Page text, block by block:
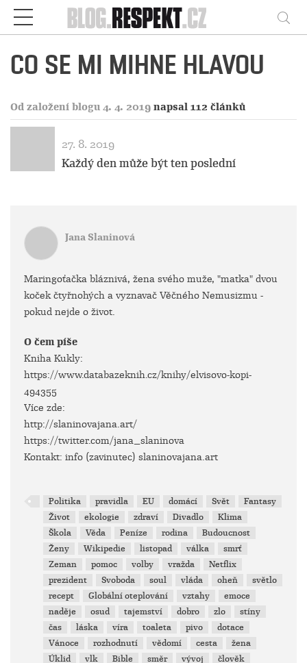
Respekt
CO SE MI MIHNE HLAVOU
Od založení blogu 4. 4. 2019 napsal 112 článků
27. 8. 2019
Každý den může být ten poslední
Jana Slaninová
Maringoťačka bláznivá, žena svého muže, "matka" dvou
koček čtyřnohých a vyznavač Věčného Nemusizmu -
pokud nejde o život.
O čem píše
Kniha Kukly:
https://www.databazeknih.cz/knihy/elvisovo-kopi-
494355
Více zde:
http://slaninovajana.art/
https://twitter.com/jana_slaninova
Kontakt: info (zavinutec) slaninovajana.art
Politika pravidla EU domácí Svět
Fantasy
Život
ekologie zdraví Divadlo
Klima
Škola
Věda Peníze rodina
Budoucnost
Ženy
Wikipedie listopad válka
smrť
Zeman
pomoc volby vražda
Netflix
prezident
Svoboda soul vláda oheň
světlo
recept
Globální oteplování vztahy
emoce
naděje
osud tajemství dobro zlo
stíny
čas
láska víra toaleta pivo
dotace
Vánoce
rozhodnutí vědomí cesta
žena
Úklid
vlk Bible směr vývoj
člověk